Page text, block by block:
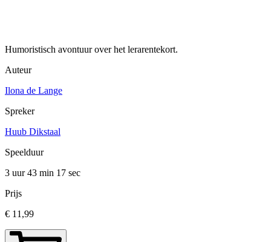
Humoristisch avontuur over het lerarentekort.
Auteur
Ilona de Lange
Spreker
Huub Dikstaal
Speelduur
3 uur 43 min 17 sec
Prijs
€ 11,99